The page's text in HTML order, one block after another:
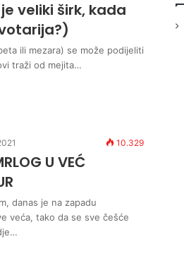
veliki širk, kada
ili mezara) se može podijeliti
traži od mejita…
10.329
U VEĆ
danas je na zapadu
veća, tako da se sve češće